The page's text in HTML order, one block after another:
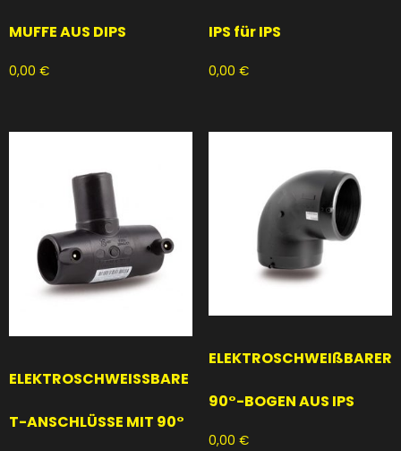
MUFFE AUS DIPS
0,00 €
IPS für IPS
0,00 €
ELEKTROSCHWEISSBARE
T-ANSCHLÜSSE MIT 90°
ELEKTROSCHWEIßBARER
90°-BOGEN AUS IPS
0,00 €